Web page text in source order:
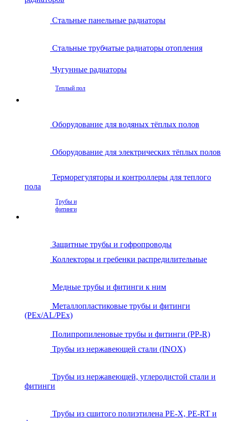
Стальные панельные радиаторы
Стальные трубчатые радиаторы отопления
Чугунные радиаторы
Теплый пол
Оборудование для водяных тёплых полов
Оборудование для электрических тёплых полов
Терморегуляторы и контроллеры для теплого
пола
Трубы и
фитинги
Защитные трубы и гофропроводы
Коллекторы и гребенки распредилительные
Медные трубы и фитинги к ним
Металлопластиковые трубы и фитинги
(PEx/AL/PEx)
Полипропиленовые трубы и фитинги (PP-R)
Трубы из нержавеющей стали (INOX)
Трубы из нержавеющей, углеродистой стали и
фитинги
Трубы из сшитого полиэтилена PE-X, PE-RT и